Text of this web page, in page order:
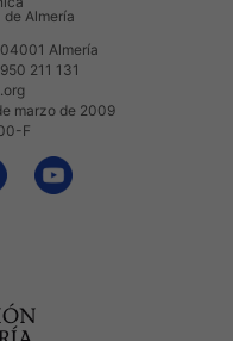
Almería
Almería
211 131
marzo de 2009
F